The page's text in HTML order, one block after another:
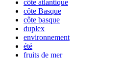
côte atlantique
côte Basque
côte basque
duplex
environnement
été
fruits de mer